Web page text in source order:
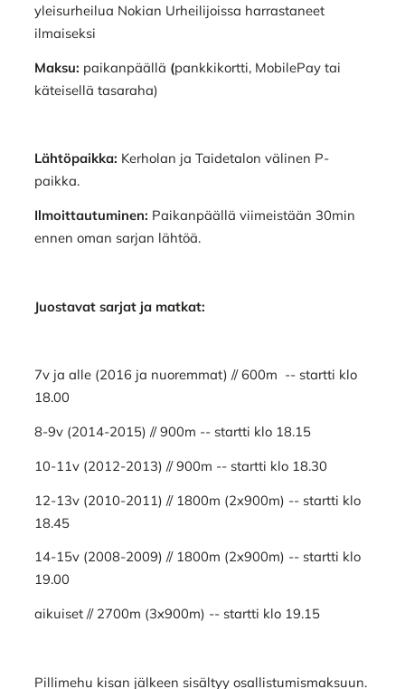
yleisurheilua Nokian Urheilijoissa harrastaneet
ilmaiseksi
Maksu: paikanpäällä (pankkikortti, MobilePay tai
käteisellä tasaraha)
Lähtöpaikka: Kerholan ja Taidetalon välinen P-
paikka.
Ilmoittautuminen: Paikanpäällä viimeistään 30min
ennen oman sarjan lähtöä.
Juostavat sarjat ja matkat:
7v ja alle (2016 ja nuoremmat) // 600m -- startti klo
18.00
8-9v (2014-2015) // 900m -- startti klo 18.15
10-11v (2012-2013) // 900m -- startti klo 18.30
12-13v (2010-2011) // 1800m (2x900m) -- startti klo
18.45
14-15v (2008-2009) // 1800m (2x900m) -- startti klo
19.00
aikuiset // 2700m (3x900m) -- startti klo 19.15
Pillimehu kisan jälkeen sisältyy osallistumismaksuun.